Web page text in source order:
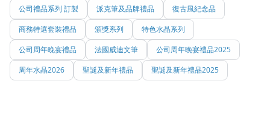
公司禮品系列 訂製
派克筆及品牌禮品
復古風紀念品
商務特選套裝禮品
頒獎系列
特色水晶系列
公司周年晚宴禮品
法國威迪文筆
公司周年晚宴禮品2025
周年水晶2026
聖誕及新年禮品 聖誕及新年禮品2025